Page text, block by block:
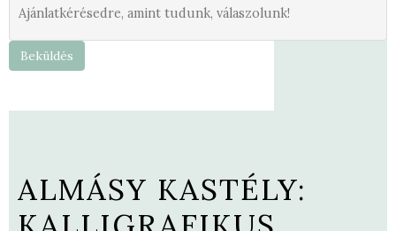
Ajánlatkérésedre, amint tudunk, válaszolunk!
Beküldés
POLYÁK BIRTOK: